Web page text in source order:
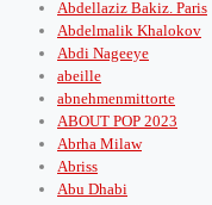
Abdellaziz Bakiz. Paris
Abdelmalik Khalokov
Abdi Nageeye
abeille
abnehmenmittorte
ABOUT POP 2023
Abrha Milaw
Abriss
Abu Dhabi